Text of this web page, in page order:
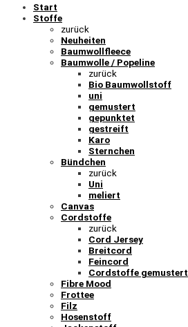
Start
Stoffe
zurück
Neuheiten
Baumwollfleece
Baumwolle / Popeline
zurück
Bio Baumwollstoff
uni
gemustert
gepunktet
gestreift
Karo
Sternchen
Bündchen
zurück
Uni
meliert
Canvas
Cordstoffe
zurück
Cord Jersey
Breitcord
Feincord
Cordstoffe gemustert
Fibre Mood
Frottee
Filz
Hosenstoff